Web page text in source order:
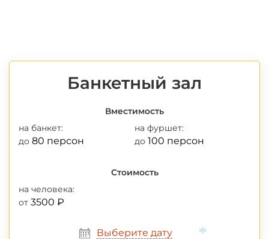
Банкетный зал
Вместимость
на банкет:
до 80 персон
на фуршет:
до 100 персон
Стоимость
на человека:
от 3500 ₽
Выберите дату